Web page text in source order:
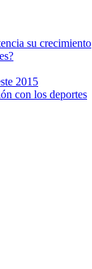
su crecimiento
2015
con los deportes